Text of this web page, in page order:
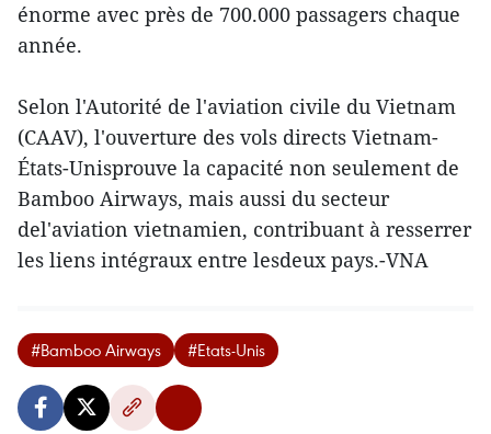
énorme avec près de 700.000 passagers chaque
année.
Selon l'Autorité de l'aviation civile du Vietnam
(CAAV), l'ouverture des vols directs Vietnam-
États-Unisprouve la capacité non seulement de
Bamboo Airways, mais aussi du secteur
del'aviation vietnamien, contribuant à resserrer
les liens intégraux entre lesdeux pays.-VNA
#Bamboo Airways #Etats-Unis